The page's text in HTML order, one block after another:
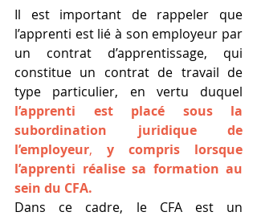
Il est important de rappeler que
l’apprenti est lié à son employeur par
un contrat d’apprentissage, qui
constitue un contrat de travail de
l’apprenti est placé sous la
subordination juridique de
l’employeur, y compris lorsque
l’apprenti réalise sa formation au
sein du CFA.